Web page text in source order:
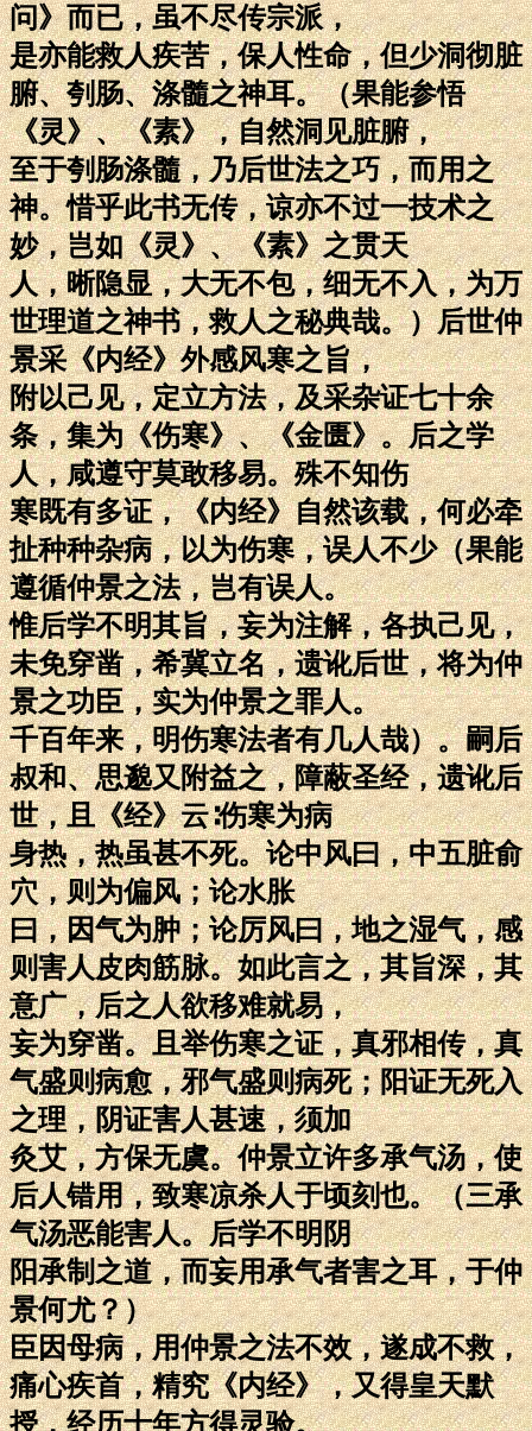
问》而已，虽不尽传宗派，
是亦能救人疾苦，保人性命，但少洞彻脏
腑、刳肠、涤髓之神耳。（果能参悟
《灵》、《素》，自然洞见脏腑，
至于刳肠涤髓，乃后世法之巧，而用之
神。惜乎此书无传，谅亦不过一技术之
妙，岂如《灵》、《素》之贯天
人，晰隐显，大无不包，细无不入，为万
世理道之神书，救人之秘典哉。）后世仲
景采《内经》外感风寒之旨，
附以己见，定立方法，及采杂证七十余
条，集为《伤寒》、《金匮》。后之学
人，咸遵守莫敢移易。殊不知伤
寒既有多证，《内经》自然该载，何必牵
扯种种杂病，以为伤寒，误人不少（果能
遵循仲景之法，岂有误人。
惟后学不明其旨，妄为注解，各执己见，
未免穿凿，希冀立名，遗讹后世，将为仲
景之功臣，实为仲景之罪人。
千百年来，明伤寒法者有几人哉）。嗣后
叔和、思邈又附益之，障蔽圣经，遗讹后
世，且《经》云∶伤寒为病
身热，热虽甚不死。论中风曰，中五脏俞
穴，则为偏风；论水胀
曰，因气为肿；论厉风曰，地之湿气，感
则害人皮肉筋脉。如此言之，其旨深，其
意广，后之人欲移难就易，
妄为穿凿。且举伤寒之证，真邪相传，真
气盛则病愈，邪气盛则病死；阳证无死入
之理，阴证害人甚速，须加
灸艾，方保无虞。仲景立许多承气汤，使
后人错用，致寒凉杀人于顷刻也。（三承
气汤恶能害人。后学不明阴
阳承制之道，而妄用承气者害之耳，于仲
景何尤？）
臣因母病，用仲景之法不效，遂成不救，
痛心疾首，精究《内经》，又得皇天默
授，经历十年方得灵验。